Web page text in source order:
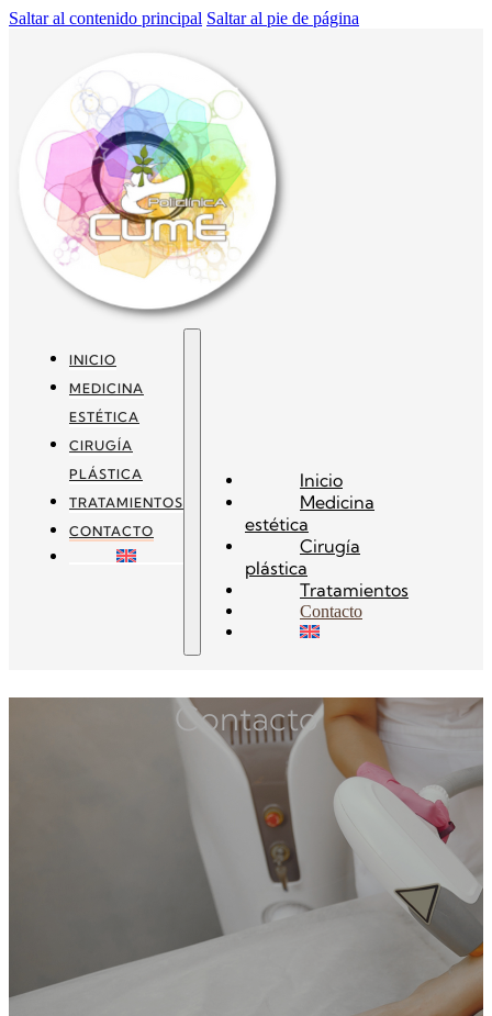
Saltar al contenido principal Saltar al pie de página
INICIO
MEDICINA
ESTÉTICA
CIRUGÍA
PLÁSTICA
TRATAMIENTOS
CONTACTO
Inicio
Medicina
estética
Cirugía
plástica
Tratamientos
Contacto
Contacto